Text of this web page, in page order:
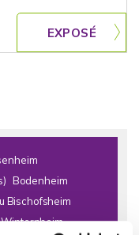
Bodenheim
Bischofsheim